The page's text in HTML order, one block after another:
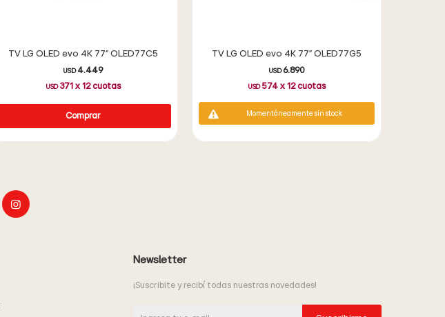
TV LG OLED evo 4K 77" OLED77C5
USD 4.449
USD 371 x 12cuotas
TV LG OLED evo 4K 77" OLED77G5
USD 6.890
USD 574x 12cuotas
Momentáneamente sin stock

Newsletter
¡Suscribite y recibí todas nuestras novedades!